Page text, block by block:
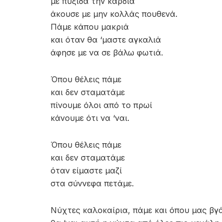
άκουσε με μην κολλάς πουθενά.
Πάμε κάπου μακριά
και όταν θα ‘μαστε αγκαλιά
άφησε με να σε βάλω φωτιά.
Όπου θέλεις πάμε
και δεν σταματάμε
πίνουμε όλοι από το πρωί
κάνουμε ότι να ‘ναι.
Όπου θέλεις πάμε
και δεν σταματάμε
όταν είμαστε μαζί
στα σύννεφα πετάμε.
Νύχτες καλοκαίρια, πάμε και όπου μας